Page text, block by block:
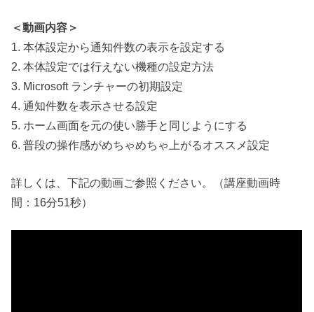
＜動画内容＞
1. 本体設定から通知件数の表示を設定する
2. 本体設定では行えない機種の設定方法
3. Microsoft ランチャーの初期設定
4. 通知件数を表示させる設定
5. ホーム画面を元の使い勝手と同じようにする
6. 普段の操作感がめちゃめちゃ上がるオススメ設定
詳しくは、下記の動画ご参照ください。（講座動画時
間：16分51秒）